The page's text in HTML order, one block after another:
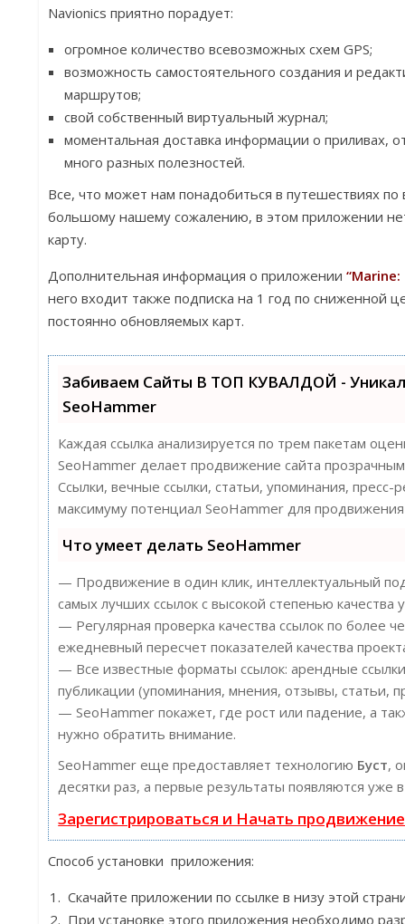
Navionics приятно порадует:
огромное количество всевозможных схем GPS;
возможность самостоятельного создания и
маршрутов;
свой собственный виртуальный журнал;
моментальная доставка информации о приливах,
много разных полезностей.
Все, что может нам понадобиться в путешествиях
большому нашему сожалению, в этом приложении
карту.
Дополнительная информация о приложении“Marine:
него входит также подписка на 1 год по сниженной
постоянно обновляемых карт.
Забиваем Сайты В ТОП КУВАЛДОЙ -
SeoHammer
Каждая ссылка анализируется по трем пакетам
SeoHammer делает продвижение сайта
Ссылки, вечные ссылки, статьи, упоминания, пресс-
максимуму потенциал SeoHammer для
Что умеет делать SeoHammer
— Продвижение в один клик, интеллектуальный
самых лучших ссылок с высокой степенью качества
— Регулярная проверка качества ссылок по более
ежедневный пересчет показателей качества
— Все известные форматы ссылок: арендные
публикации (упоминания, мнения, отзывы, статьи,
— SeoHammer покажет, где рост или падение, а
нужно обратить внимание.
SeoHammer еще предоставляет технологию Буст,
десятки раз, а первые результаты появляются уже
Зарегистрироваться и Начать продвижение
Способ установки приложения:
Скачайте приложении по ссылке в низу этой
При установке этого приложения необходимо